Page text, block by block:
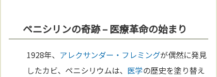
ペニシリンの奇跡 – 医療革命の始まり
1928年、 アレクサンダー・フレミングが偶然に発見
したカビ、ペニシリウムは、 医学の歴史を塗り替え